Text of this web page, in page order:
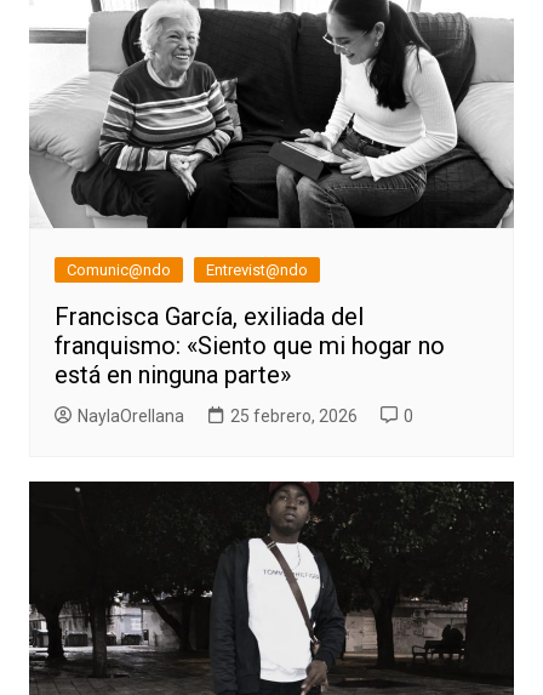
Comunic@ndo Entrevist@ndo
Francisca García, exiliada del
franquismo: «Siento que mi hogar no
está en ninguna parte»
NaylaOrellana 25 febrero, 2026 0